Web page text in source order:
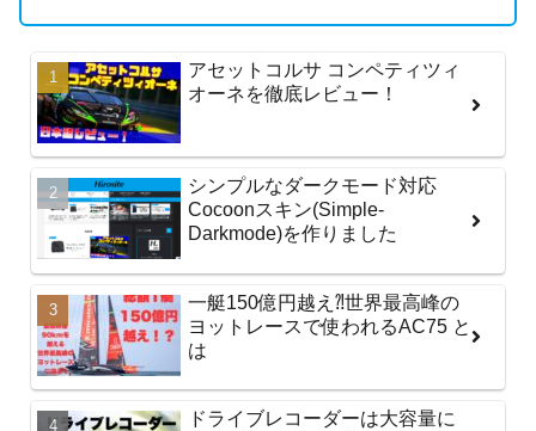
アセットコルサ コンペティツィ
オーネを徹底レビュー！
シンプルなダークモード対応
Cocoonスキン(Simple-
Darkmode)を作りました
一艇150億円越え⁈世界最高峰の
ヨットレースで使われるAC75 と
は
ドライブレコーダーは大容量に